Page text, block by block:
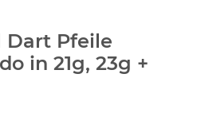
Dart Pfeile
in 21g, 23g +